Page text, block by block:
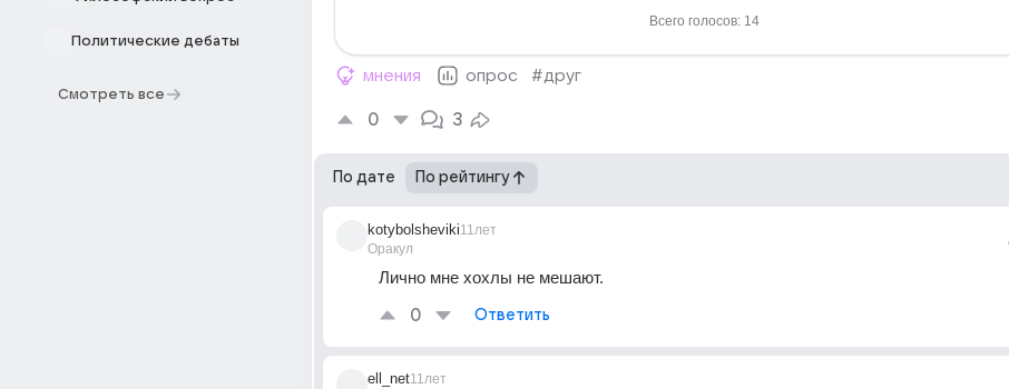
Политические дебаты
Смотреть все
Всего голосов: 14
мнения опрос #друг
0 3
По дате По рейтингу
kotybolsheviki
Оракул
11лет
Лично мне хохлы не мешают.
0 Ответить
ell_net11лет